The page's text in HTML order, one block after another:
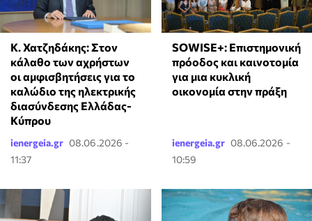
Κ. Χατζηδάκης: Στον
κάλαθο των αχρήστων
οι αμφισβητήσεις για το
καλώδιο της ηλεκτρικής
διασύνδεσης Ελλάδας-
Κύπρου
ienergeia.gr 08.06.2026 -
11:37
SOWISE+: Επιστημονική
πρόοδος και καινοτομία
για μια κυκλική
οικονομία στην πράξη
ienergeia.gr 08.06.2026 -
10:59